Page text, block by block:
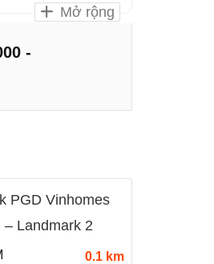
Mở rộng
-
PGD Vinhomes
– Landmark 2
0.1 km